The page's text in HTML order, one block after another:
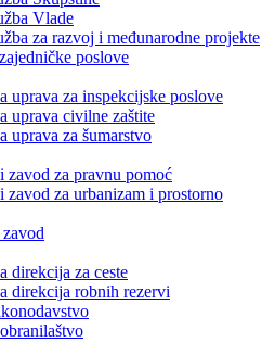
Vlade
za razvoj i međunarodne projekte
poslove
uprava za inspekcijske poslove
uprava civilne zaštite
uprava za šumarstvo
zavod za pravnu pomoć
zavod za urbanizam i prostorno
direkcija za ceste
direkcija robnih rezervi